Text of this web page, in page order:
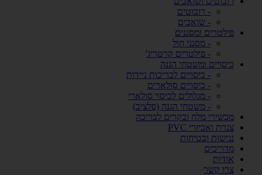
- רובוטים
- שואבים
פילטרים ומסננים
- מסנני חול
- פילטרים קרטריג'
כיסויים ומשטחי הגנה
- כיסויים לבריכות ניידות
- כיסויים סולארים
- מגלולים לכיסוי סולארי
- משטחי הגנה (פלציב)
מכשירי מלח ובקרים לבריכה
צנרת ואביזרי PVC
נגישות ובטיחות
מדריכים
אודות
צרו קשר